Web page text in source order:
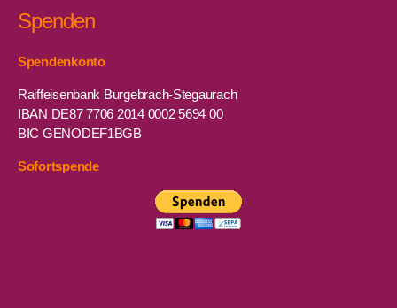
Spenden
Spendenkonto
Raiffeisenbank Burgebrach-Stegaurach
IBAN DE87 7706 2014 0002 5694 00
BIC GENODEF1BGB
Sofortspende